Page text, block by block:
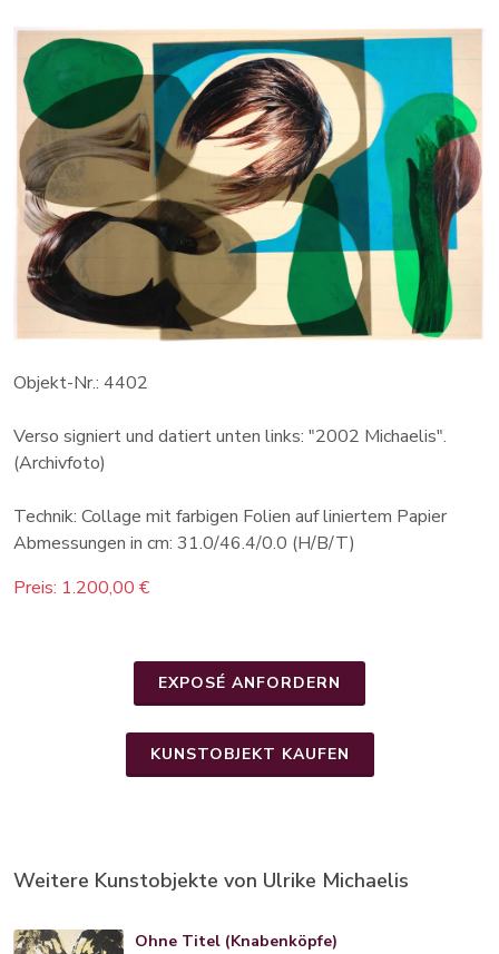
Objekt-Nr.: 4402
Verso signiert und datiert unten links: "2002 Michaelis".
(Archivfoto)
Technik: Collage mit farbigen Folien auf liniertem Papier
Abmessungen in cm: 31.0/46.4/0.0 (H/B/T)
Preis: 1.200,00 €
EXPOSÉ ANFORDERN
KUNSTOBJEKT KAUFEN
Weitere Kunstobjekte von Ulrike Michaelis
Ohne Titel (Knabenköpfe)